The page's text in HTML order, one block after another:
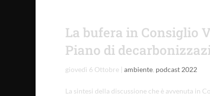
La bufera in Consiglio
Piano di
giovedì 6 Ottobre ambiente, podcast 2022
La sintesi della discussione che è avvenuta in